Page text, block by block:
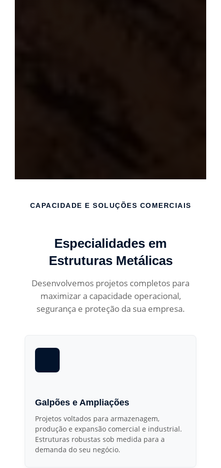
CAPACIDADE E SOLUÇÕES COMERCIAIS
Especialidades em
Estruturas Metálicas
Desenvolvemos projetos completos para
maximizar a capacidade operacional,
segurança e proteção da sua empresa.
Galpões e Ampliações
Projetos voltados para armazenagem,
produção e expansão comercial e industrial.
Estruturas robustas sob medida para a
demanda do seu negócio.